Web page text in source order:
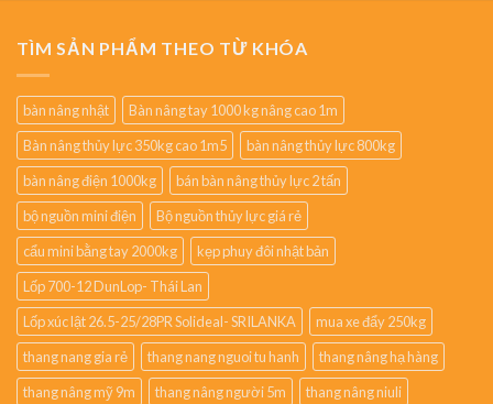
TÌM SẢN PHẨM THEO TỪ KHÓA
bàn nâng nhật
Bàn nâng tay 1000 kg nâng cao 1m
Bàn nâng thủy lực 350kg cao 1m5
bàn nâng thủy lực 800kg
bàn nâng điện 1000kg
bán bàn nâng thủy lực 2 tấn
bộ nguồn mini điện
Bộ nguồn thủy lực giá rẻ
cẩu mini bằng tay 2000kg
kẹp phuy đôi nhật bản
Lốp 700-12 DunLop- Thái Lan
Lốp xúc lật 26.5-25/28PR Solideal- SRILANKA
mua xe đẩy 250kg
thang nang gia rẻ
thang nang nguoi tu hanh
thang nâng hạ hàng
thang nâng mỹ 9m
thang nâng người 5m
thang nâng niuli